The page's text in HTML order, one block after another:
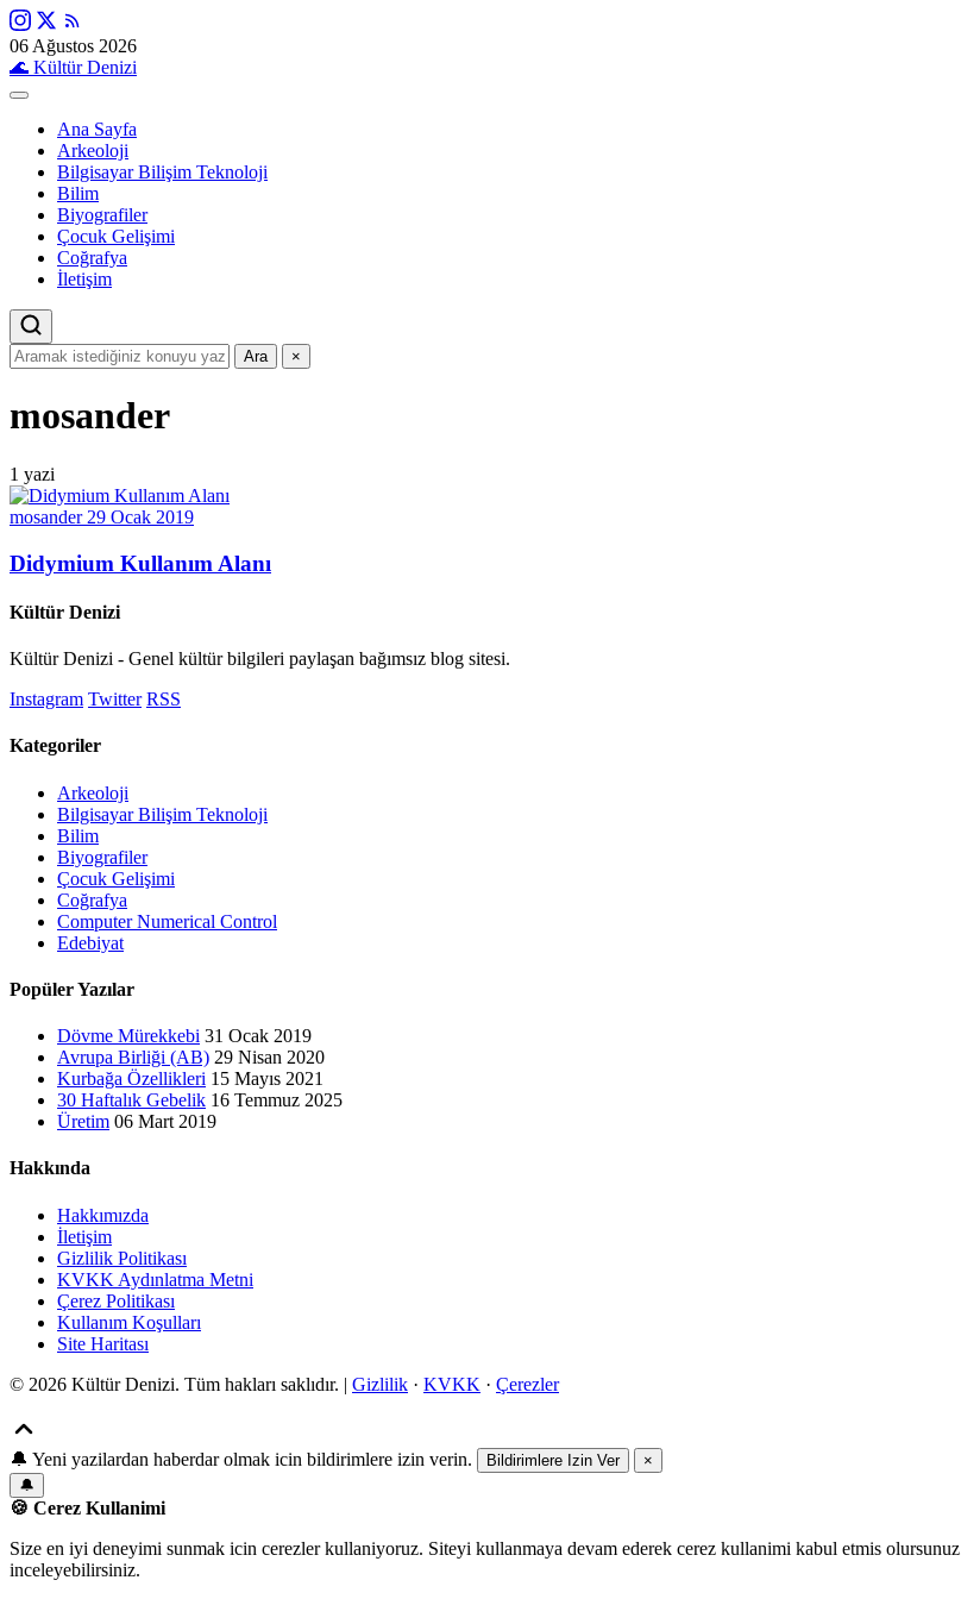
06 Ağustos 2026
🌊 Kültür Denizi
Ana Sayfa
Arkeoloji
Bilgisayar Bilişim Teknoloji
Bilim
Biyografiler
Çocuk Gelişimi
Coğrafya
İletişim
Ara ×
mosander
1 yazi
mosander 29 Ocak 2019
Didymium Kullanım Alanı
Kültür Denizi
Kültür Denizi - Genel kültür bilgileri paylaşan bağımsız blog sitesi.
Instagram Twitter RSS
Kategoriler
Arkeoloji
Bilgisayar Bilişim Teknoloji
Bilim
Biyografiler
Çocuk Gelişimi
Coğrafya
Computer Numerical Control
Edebiyat
Popüler Yazılar
Dövme Mürekkebi 31 Ocak 2019
Avrupa Birliği (AB) 29 Nisan 2020
Kurbağa Özellikleri 15 Mayıs 2021
30 Haftalık Gebelik 16 Temmuz 2025
Üretim 06 Mart 2019
Hakkında
Hakkımızda
İletişim
Gizlilik Politikası
KVKK Aydınlatma Metni
Çerez Politikası
Kullanım Koşulları
Site Haritası
© 2026 Kültür Denizi. Tüm hakları saklıdır. | Gizlilik · KVKK · Çerezler
🔔 Yeni yazilardan haberdar olmak icin bildirimlere izin verin. Bildirimlere Izin Ver
×
🔔
🍪 Cerez Kullanimi
Size en iyi deneyimi sunmak icin cerezler kullaniyoruz. Siteyi kullanmaya devam ederek cerez kullanimi kabul etmis
inceleyebilirsiniz.